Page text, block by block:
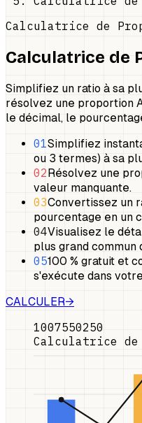
Calculatrice de
Calculatrice de
Simplifiez un ratio à sa
résolvez une proportion
le décimal, le
01Simplifiez
ou 3 termes) à sa
02Résolvez une
valeur manquante.
03Convertissez un
pourcentage en un
04Visualisez le
plus grand
05100 % gratuit et
s'exécute dans
CALCULER→
1007550250
Calculatrice de